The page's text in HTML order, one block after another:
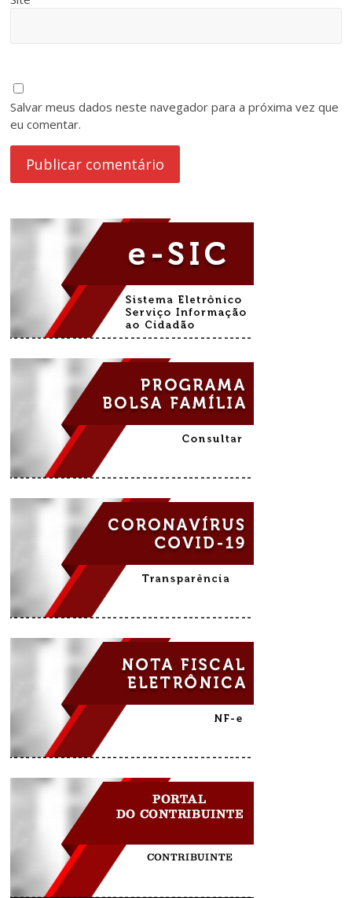
Salvar meus dados neste navegador para a próxima vez que
eu comentar.